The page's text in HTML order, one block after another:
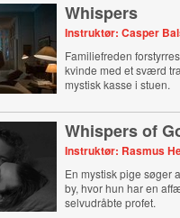
Whispers
Instruktør: Casper
Familiefreden
kvinde med et sværd
mystisk kasse i stuen.
Whispers of
Instruktør: Rasmus
En mystisk pige søger
by, hvor hun har en
selvudråbte profet.